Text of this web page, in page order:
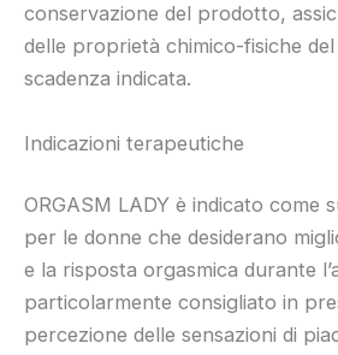
conservazione del prodotto,
delle proprietà chimico-fisiche
scadenza indicata.
Indicazioni terapeutiche
ORGASM LADY è indicato come
per le donne che desiderano
e la risposta orgasmica durante
particolarmente consigliato in
percezione delle sensazioni di